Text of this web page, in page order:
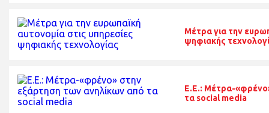
Μέτρα για την
ψηφιακής
E.E.: Μέτρα-
τα social media